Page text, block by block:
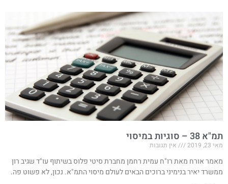
תמ"א 38 – סוגיות במיסוי
מאי 23, 2019 אין תגובות
מאמר אורח מאת רו"ח עמית רחמן מחברת סיטי פלוס בשיתוף עו"ד שגיב רון
ממשרד יאיר בנימיני ברוכים הבאים לעולם מיסוי התמ"א. נכון, לא פשוט פה.